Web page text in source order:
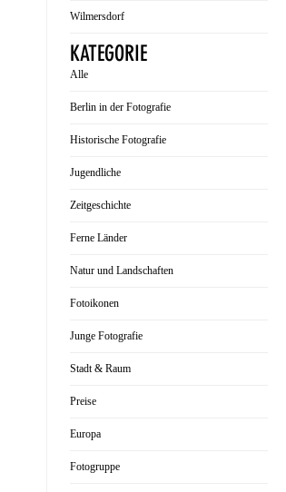
Wilmersdorf
KATEGORIE
Alle
Berlin in der Fotografie
Historische Fotografie
Jugendliche
Zeitgeschichte
Ferne Länder
Natur und Landschaften
Fotoikonen
Junge Fotografie
Stadt & Raum
Preise
Europa
Fotogruppe